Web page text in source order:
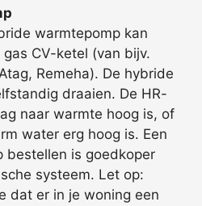
warmtepomp kan
CV-ketel (van bijv.
Remeha). De hybride
draaien. De HR-
naar warmte hoog is, of
water erg hoog is. Een
bestellen is goedkoper
systeem. Let op:
dat er in je woning een